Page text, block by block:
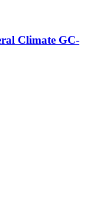
Climate GC-